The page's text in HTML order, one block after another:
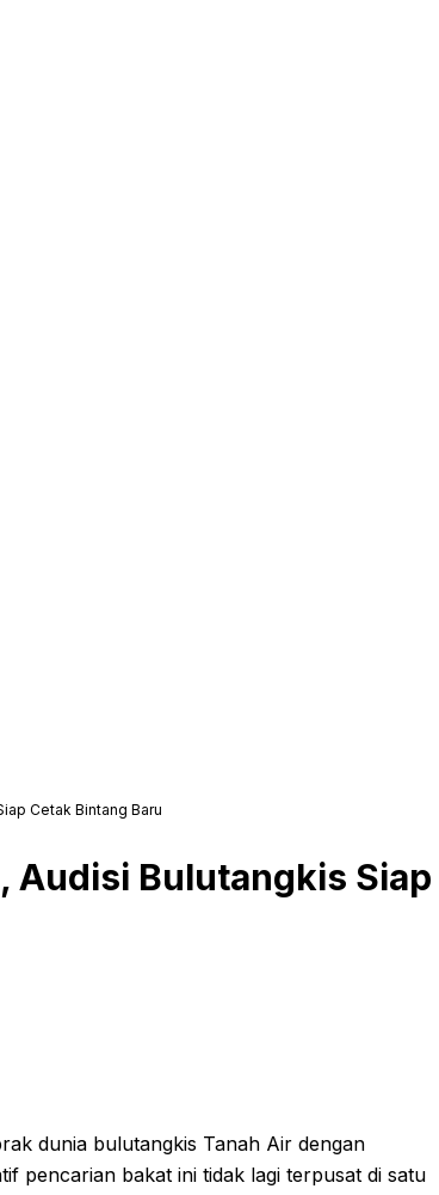
Cetak Bintang Baru
Audisi Bulutangkis Siap
dunia bulutangkis Tanah Air dengan
pencarian bakat ini tidak lagi terpusat di satu